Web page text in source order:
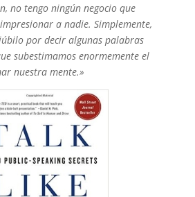
no tengo ningún negocio que
a nadie. Simplemente,
por decir algunas palabras
subestimamos enormemente el
nuestra mente.»